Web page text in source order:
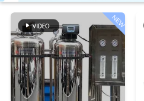
เกี่ยว
กับ
เรา
NEW